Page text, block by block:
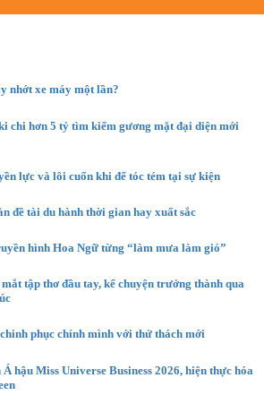
nhớt xe máy một lần?
chi hơn 5 tỷ tìm kiếm gương mặt đại diện mới
lực và lôi cuốn khi để tóc tém tại sự kiện
đề tài du hành thời gian hay xuất sắc
hình Hoa Ngữ từng “làm mưa làm gió”
tập thơ đầu tay, kể chuyện trưởng thành qua
phục chính mình với thử thách mới
hậu Miss Universe Business 2026, hiện thực hóa